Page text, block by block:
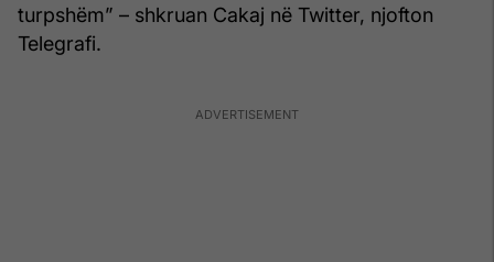
turpshëm” – shkruan Cakaj në Twitter, njofton
Telegrafi.